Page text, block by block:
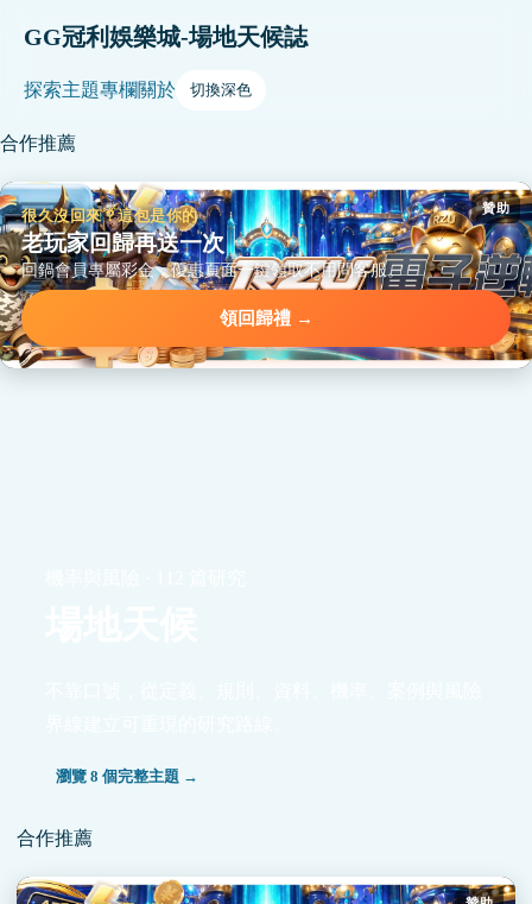
GG冠利娛樂城-場地天候誌
探索主題專欄關於 切換深色
合作推薦
贊助
很久沒回來？這包是你的
老玩家回歸再送一次
回鍋會員專屬彩金，優惠頁面一鍵領取不用問客服。
領回歸禮 →
瀏覽 8 個完整主題 →
合作推薦